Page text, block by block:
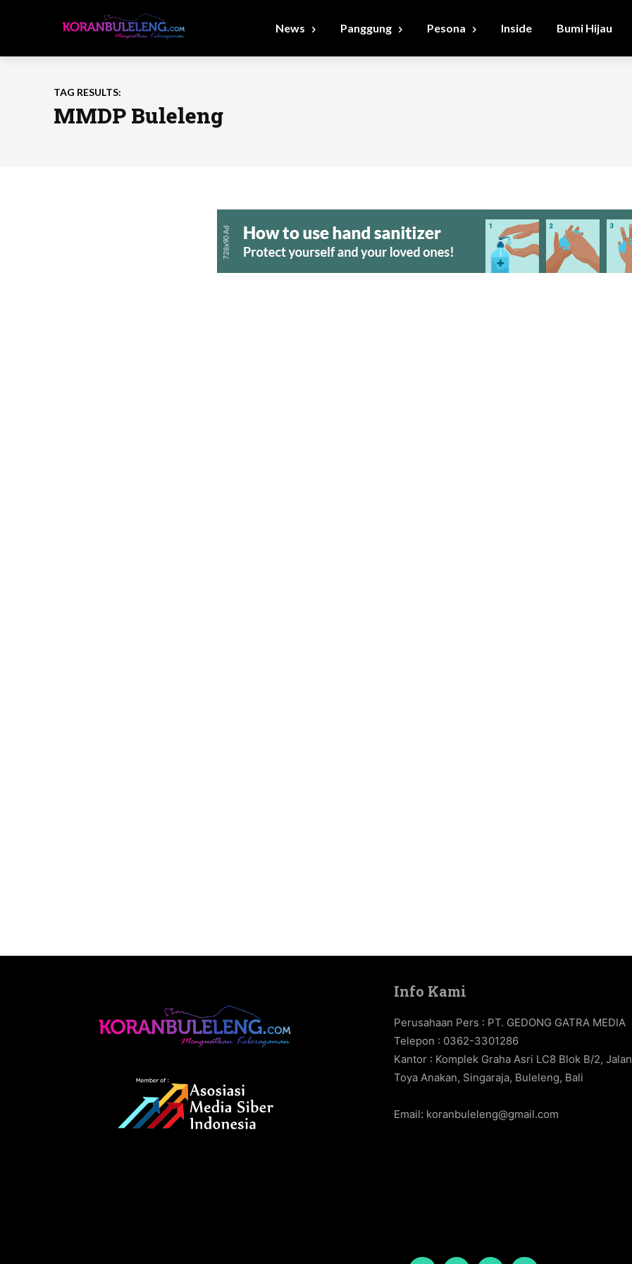
News Panggung Pesona Inside Bumi Hijau
TAG RESULTS:
MMDP Buleleng
Info Kami
Perusahaan Pers : PT. GEDONG GATRA MEDIA
Telepon : 0362-3301286
Kantor : Komplek Graha Asri LC8 Blok B/2, Jalan
Toya Anakan, Singaraja, Buleleng, Bali
Email: koranbuleleng@gmail.com